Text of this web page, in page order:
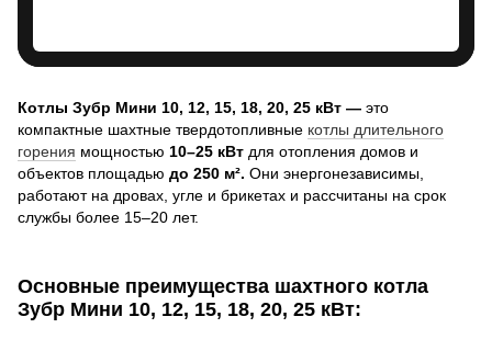
Котлы Зубр Мини 10, 12, 15, 18, 20, 25 кВт — это
компактные шахтные твердотопливные котлы длительного
горения мощностью 10–25 кВт для отопления домов и
объектов площадью до 250 м². Они энергонезависимы,
работают на дровах, угле и брикетах и рассчитаны на срок
службы более 15–20 лет.
Основные преимущества шахтного котла
Зубр Мини 10, 12, 15, 18, 20, 25 кВт: